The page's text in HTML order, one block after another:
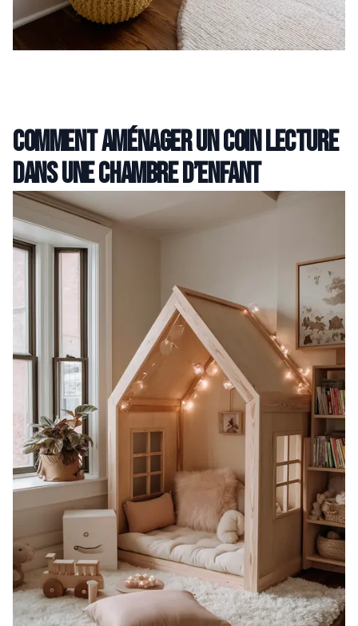
comment aménager un coin lecture
dans une chambre d’enfant